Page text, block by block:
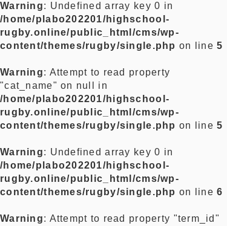
プライバシーポリシー
お問い合わせ
Warning: Undefined array key 0 in
/home/plabo202201/highschool-
rugby.online/public_html/cms/wp-
content/themes/rugby/single.php on line5
Warning: Attempt to read property
"cat_name" on null in
/home/plabo202201/highschool-
rugby.online/public_html/cms/wp-
content/themes/rugby/single.php on line5
Warning: Undefined array key 0 in
/home/plabo202201/highschool-
rugby.online/public_html/cms/wp-
content/themes/rugby/single.php on line6
Warning: Attempt to read property "term_id"